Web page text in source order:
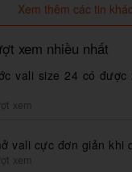
Xem thêm các tin khác
xem nhiều nhất
vali size 24 có được
xem
vali cực đơn giản khi
xem